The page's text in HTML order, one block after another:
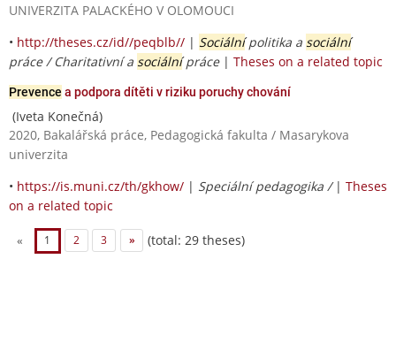
UNIVERZITA PALACKÉHO V OLOMOUCI
• http://theses.cz/id//peqblb// | Sociálnípolitika a sociální
práce / Charitativní a sociálnípráce| Theses on a related topic
Prevence a podpora dítěti v riziku poruchy chování
(Iveta Konečná)
2020, Bakalářská práce, Pedagogická fakulta / Masarykova
univerzita
• https://is.muni.cz/th/gkhow/ | Speciální pedagogika / | Theses
on a related topic
« 1 2 3 » (total: 29 theses)